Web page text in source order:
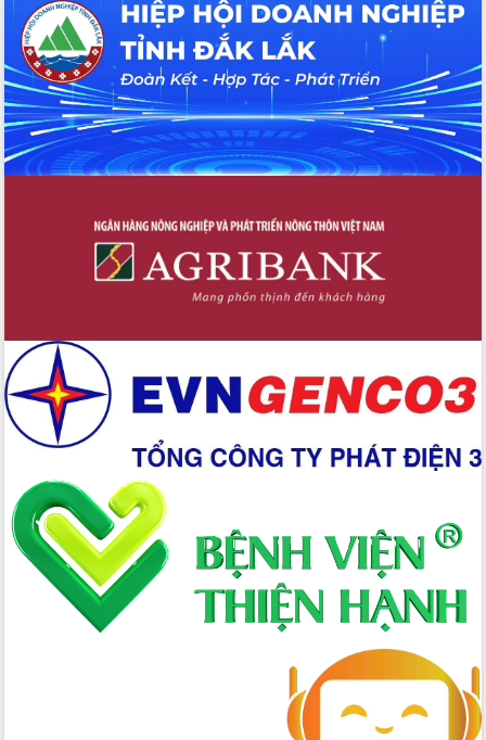
Hội thảo khoa học “Giải pháp thúc đẩy
phát triển nền kinh tế xanh tại tỉnh
Đắk Lắk”
Tăng cường giám sát, đôn đốc thực
hiện nhiệm vụ quản lý tài sản công
hàng tuần
Tháo gỡ những vướng mắc, đẩy mạnh
Đắk Lắk: Tôn vinh 46 giải pháp tại Hội
thi Sáng tạo Kỹ thuật 2024 - 2025
Đắk Lắk rà soát, điều chỉnh Đề án 190
Phó Chủ tịch UBND tỉnh Đắk Lắk
Trương Công Thái kiểm tra thực địa
Dự án cao tốc Khánh Hòa - Buôn Ma
Thuột
Định vị cà phê Việt Nam như một “di
sản sống” trong dòng chảy toàn cầu
Xây dựng nông thôn mới: Nâng cao đời
sống người dân từ những mô hình thiết
thực
Quyết liệt tháo gỡ vướng mắc, đẩy
nhanh tiến độ các dự án trọng điểm
trong Khu kinh tế Nam Phú Yên
Hòn Yến phát triển du lịch gắn với bảo